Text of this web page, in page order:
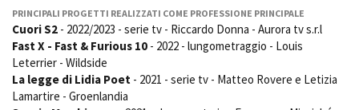
FILM FUNDS
Piemonte Film Tv Fund
Piemonte Film Tv
Development Fund
Piemonte Doc Film Fund
Short Film Fund
Mostra Internazionale d’Arte
Cinematografica Venezia
Toronto International Film
Festa del Cinema di Roma
PRINCIPALI PROGETTI REALIZZATI COME PROFESSIONE PRINCIPALE
Cuori S2 - 2022/2023 - serie tv - Riccardo Donna - Aurora tv s.r.l
Fast X - Fast & Furious 10 - 2022 - lungometraggio - Louis
Leterrier - Wildside
La legge di Lidia Poet - 2021 - serie tv - Matteo Rovere e Letizia
Lamartire - Groenlandia